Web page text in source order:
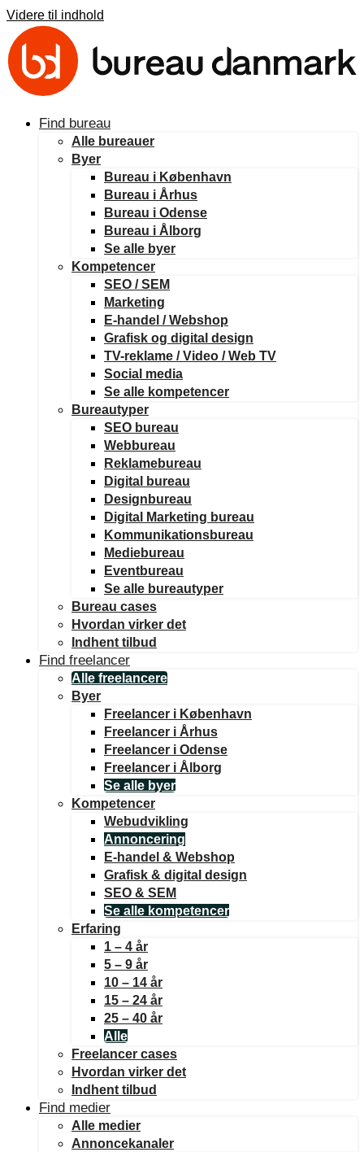
Videre til indhold
Find bureau
Alle bureauer
Byer
Bureau i København
Bureau i Århus
Bureau i Odense
Bureau i Ålborg
Se alle byer
Kompetencer
SEO / SEM
Marketing
E-handel / Webshop
Grafisk og digital design
TV-reklame / Video / Web TV
Social media
Se alle kompetencer
Bureautyper
SEO bureau
Webbureau
Reklamebureau
Digital bureau
Designbureau
Digital Marketing bureau
Kommunikationsbureau
Mediebureau
Eventbureau
Se alle bureautyper
Bureau cases
Hvordan virker det
Indhent tilbud
Find freelancer
Alle freelancere
Byer
Freelancer i København
Freelancer i Århus
Freelancer i Odense
Freelancer i Ålborg
Se alle byer
Kompetencer
Webudvikling
Annoncering
E-handel & Webshop
Grafisk & digital design
SEO & SEM
Se alle kompetencer
Erfaring
1 – 4 år
5 – 9 år
10 – 14 år
15 – 24 år
25 – 40 år
Alle
Freelancer cases
Hvordan virker det
Indhent tilbud
Find medier
Alle medier
Annoncekanaler